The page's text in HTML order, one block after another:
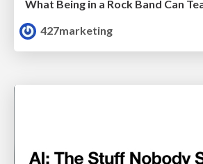
427marketing